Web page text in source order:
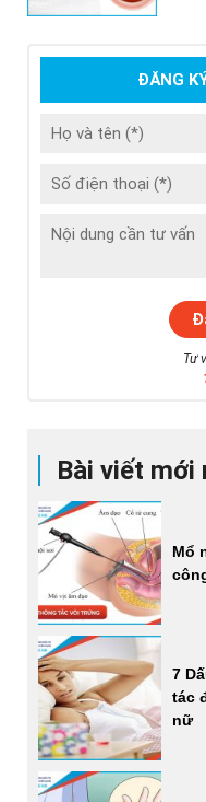
Bài viết mới
Mổ
7
tác
nữ
ĐĂNG
Tư